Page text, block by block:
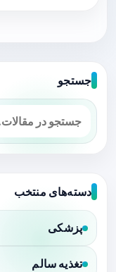
جستجو
دسته‌های منتخب
پزشکی
تغذیه سالم